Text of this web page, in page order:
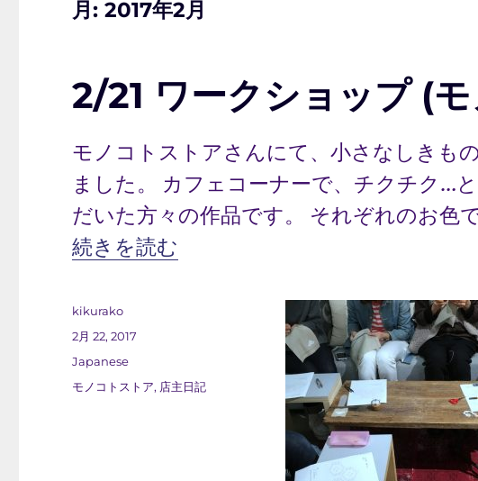
月:2017年2月
2/21 ワークショップ (
モノコトストアさんにて、小さなしきも
ました。 カフェコーナーで、チクチク…
だいた方々の作品です。 それぞれのお色
“2/21 ワークショップ (モノコトストアさ
続きを読む
投
稿
kikurako
投
2月 22, 2017
カ
Japanese
タ
モノコトストア, 店主日記